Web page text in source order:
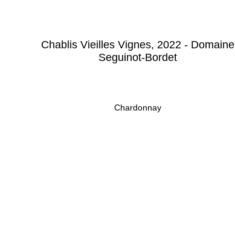
Chablis Vieilles Vignes, 2022 - Domaine
Seguinot-Bordet
Chardonnay